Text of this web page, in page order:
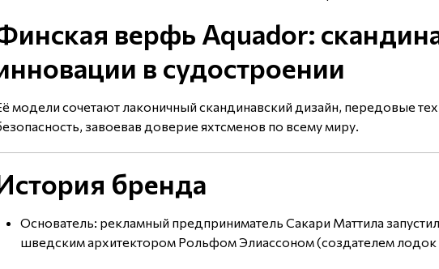
верфь Aquador:
в судостроении
модели сочетают лаконичный скандинавский дизайн, передовые
завоевав доверие яхтсменов по всему миру.
бренда
Основатель: рекламный предприниматель Сакари Маттила
шведским архитектором Рольфом Элиассоном (создателем лодок